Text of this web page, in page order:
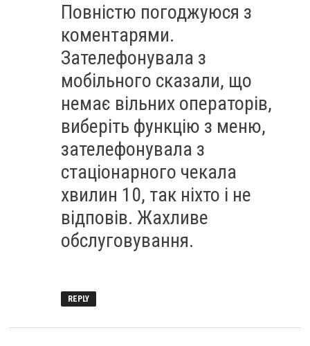
Повністю погоджуюся з
коментарями.
Зателефонувала з
мобільного сказали, що
немає вільних операторів,
виберіть функцію з меню,
зателефонувала з
стаціонарного чекала
хвилин 10, так ніхто і не
відповів. Жахливе
обслуговування.
REPLY